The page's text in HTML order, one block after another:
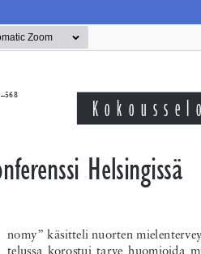
Tieteellisten seurain valtuuskunta.